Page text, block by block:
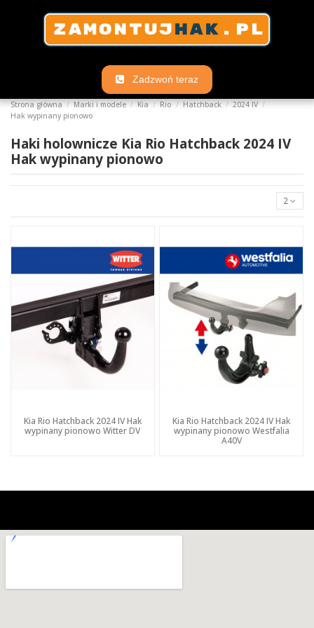
Zadzwoń teraz
Strona główna Marki i modele Kia Rio Hatchback
2024 IV
Hak wypinany pionowo
Haki holownicze Kia Rio Hatchback 2024 IV
Hak wypinany pionowo
2
Kia Rio Hatchback 2024 IV Hak
wypinany pionowo Witter DV
Kia Rio Hatchback 2024 IV Hak
wypinany pionowo Westfalia
A40V